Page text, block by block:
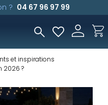
? 04 67 96 97 99
et inspirations
2026 ?